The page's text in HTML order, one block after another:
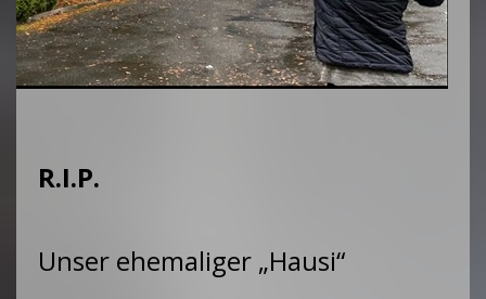
R.I.P.
Unser ehemaliger „Hausi“